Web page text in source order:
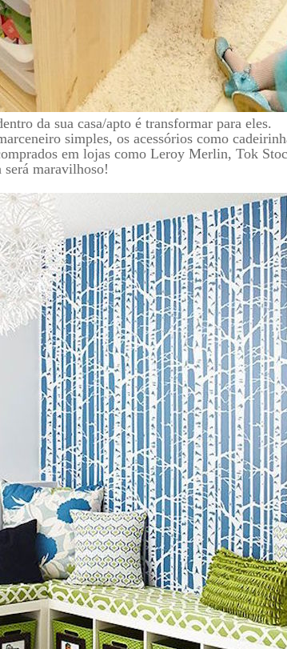
da sua casa/apto é transformar para eles.
simples, os acessórios como
em lojas como Leroy Merlin, Tok
maravilhoso!